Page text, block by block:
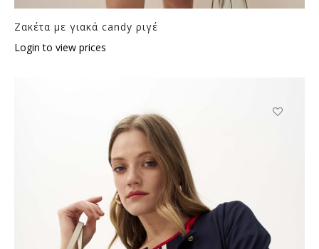
Ζακέτα με γιακά candy ριγέ
Login to view prices